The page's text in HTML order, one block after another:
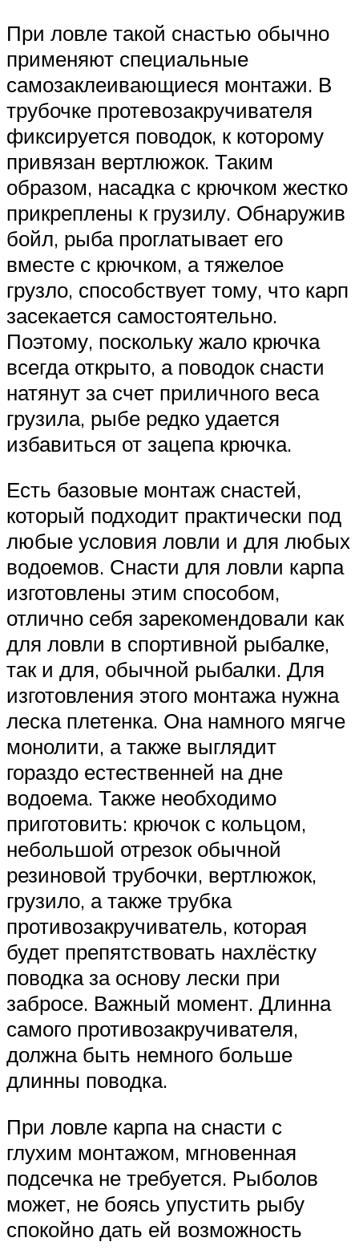
При ловле такой снастью обычно
применяют специальные
самозаклеивающиеся монтажи. В
трубочке протевозакручивателя
фиксируется поводок, к которому
привязан вертлюжок. Таким
образом, насадка с крючком жестко
прикреплены к грузилу. Обнаружив
бойл, рыба проглатывает его
вместе с крючком, а тяжелое
грузло, способствует тому, что карп
засекается самостоятельно.
Поэтому, поскольку жало крючка
всегда открыто, а поводок снасти
натянут за счет приличного веса
грузила, рыбе редко удается
избавиться от зацепа крючка.
Есть базовые монтаж снастей,
который подходит практически под
любые условия ловли и для любых
водоемов. Снасти для ловли карпа
изготовлены этим способом,
отлично себя зарекомендовали как
для ловли в спортивной рыбалке,
так и для, обычной рыбалки. Для
изготовления этого монтажа нужна
леска плетенка. Она намного мягче
монолити, а также выглядит
гораздо естественней на дне
водоема. Также необходимо
приготовить: крючок с кольцом,
небольшой отрезок обычной
резиновой трубочки, вертлюжок,
грузило, а также трубка
противозакручиватель, которая
будет препятствовать нахлёстку
поводка за основу лески при
забросе. Важный момент. Длинна
самого противозакручивателя,
должна быть немного больше
длинны поводка.
При ловле карпа на снасти с
глухим монтажом, мгновенная
подсечка не требуется. Рыболов
может, не боясь упустить рыбу
спокойно дать ей возможность